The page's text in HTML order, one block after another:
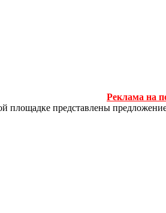
Реклама на
площадке представлены